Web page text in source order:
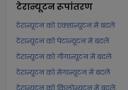
टेरान्यूटनरूपांतरण
टेरान्यूटन को एक्सान्यूटन में बदलें
टेरान्यूटन को पेटान्यूटन में बदलें
टेरान्यूटन को गीगान्यूटन में बदलें
टेरान्यूटन को मेगान्यूटन में बदलें
टेरान्यूटन को किलोन्यूटन में बदलें